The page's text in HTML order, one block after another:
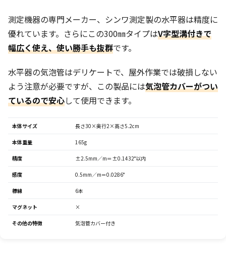
測定機器の専門メーカー、シンワ測定製の水平器は精度に
優れています。さらにこの300㎜タイプはV字型溝付きで
幅広く使え、使い勝手も抜群です。
水平器の気泡管はデリケートで、屋外作業では破損しない
よう注意が必要ですが、この製品には気泡管カバーがつい
ているので安心して使用できます。
本体サイズ 長さ30×奥行2×高さ5.2cm
本体重量 165g
精度 ±2.5mm／m＝±0.1432°以内
感度 0.5mm／m＝0.0286°
標線 6本
マグネット ×
その他の特徴 気泡管カバー付き